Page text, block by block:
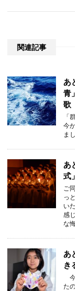
関連記事
あ
青
歌
「
今
ま
あ
式」
ご
っ
い
感
な
あ
き
今
た